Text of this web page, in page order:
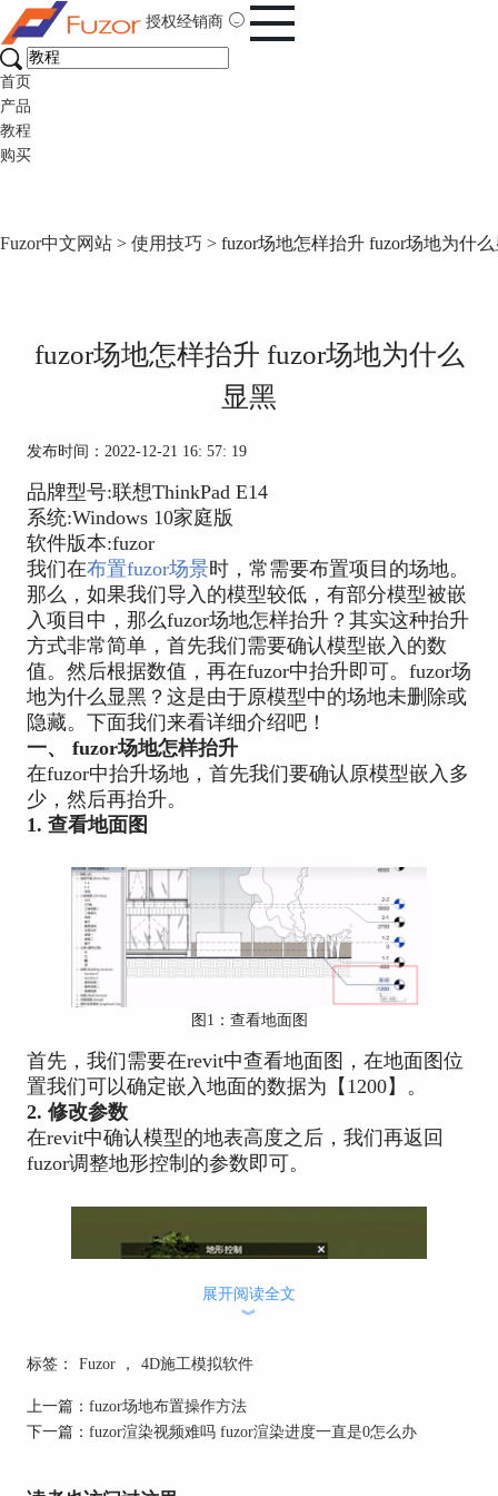
授权经销商
首页
产品
教程
购买
Fuzor中文网站 > 使用技巧 > fuzor场地怎样抬升 fuzor场地为什
fuzor场地怎样抬升 fuzor场地为什么
显黑
发布时间：2022-12-21 16: 57: 19
品牌型号:联想ThinkPad E14
系统:Windows 10家庭版
软件版本:fuzor
我们在布置fuzor场景时，常需要布置项目的场地。
那么，如果我们导入的模型较低，有部分模型被嵌
入项目中，那么fuzor场地怎样抬升？其实这种抬升
方式非常简单，首先我们需要确认模型嵌入的数
值。然后根据数值，再在fuzor中抬升即可。fuzor场
地为什么显黑？这是由于原模型中的场地未删除或
隐藏。下面我们来看详细介绍吧！
一、 fuzor场地怎样抬升
在fuzor中抬升场地，首先我们要确认原模型嵌入多
少，然后再抬升。
1. 查看地面图
图1：查看地面图
首先，我们需要在revit中查看地面图，在地面图位
置我们可以确定嵌入地面的数据为【1200】。
2. 修改参数
在revit中确认模型的地表高度之后，我们再返回
fuzor调整地形控制的参数即可。
图2：调整地形参数
展开阅读全文
︾
标签： Fuzor ， 4D施工模拟软件
上一篇： fuzor场地布置操作方法
下一篇： fuzor渲染视频难吗 fuzor渲染进度一直是0怎么办